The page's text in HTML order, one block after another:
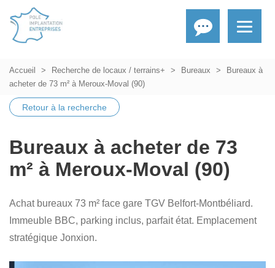
Accueil Recherche de locaux / terrains+ Bureaux
Bureaux à
acheter de 73 m² à Meroux-Moval (90)
Retour à la recherche
Bureaux à acheter de 73
m² à Meroux-Moval (90)
Achat bureaux 73 m² face gare TGV Belfort-Montbéliard.
Immeuble BBC, parking inclus, parfait état. Emplacement
stratégique Jonxion.